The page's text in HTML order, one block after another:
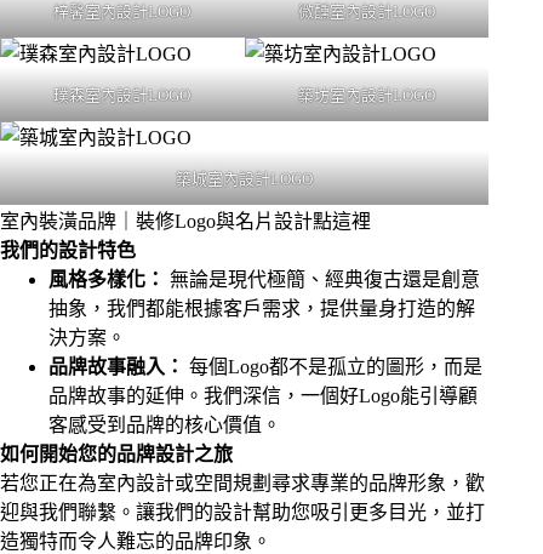
梓馨室內設計LOGO 微醺室內設計LOGO
璞森室內設計LOGO 築坊室內設計LOGO
築城室內設計LOGO
室內裝潢品牌｜裝修Logo與名片設計點這裡
我們的設計特色
風格多樣化： 無論是現代極簡、經典復古還是創意
抽象，我們都能根據客戶需求，提供量身打造的解
決方案。
品牌故事融入： 每個Logo都不是孤立的圖形，而是
品牌故事的延伸。我們深信，一個好Logo能引導顧
客感受到品牌的核心價值。
如何開始您的品牌設計之旅
若您正在為室內設計或空間規劃尋求專業的品牌形象，歡
迎與我們聯繫 。讓我們的設計幫助您吸引更多目光，並打
造獨特而令人難忘的品牌印象。